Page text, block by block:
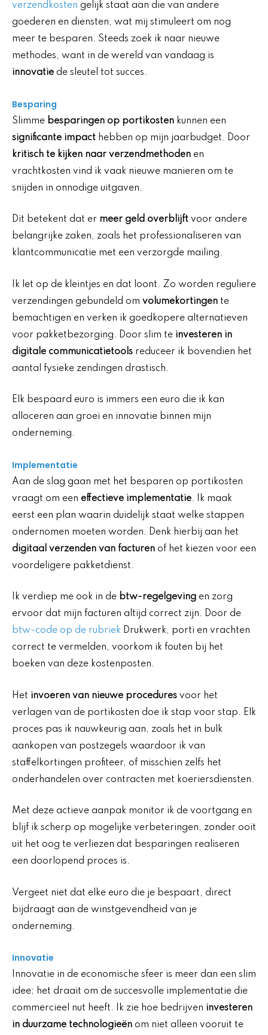
verzendkosten gelijk staat aan die van andere
goederen en diensten, wat mij stimuleert om nog
meer te besparen. Steeds zoek ik naar nieuwe
methodes, want in de wereld van vandaag is
innovatie de sleutel tot succes.
Besparing
Slimme besparingen op portikosten kunnen een
significante impact hebben op mijn jaarbudget. Door
kritisch te kijken naar verzendmethoden en
vrachtkosten vind ik vaak nieuwe manieren om te
snijden in onnodige uitgaven.
Dit betekent dat er meer geld overblijft voor andere
belangrijke zaken, zoals het professionaliseren van
klantcommunicatie met een verzorgde mailing.
Ik let op de kleintjes en dat loont. Zo worden reguliere
verzendingen gebundeld om volumekortingen te
bemachtigen en verken ik goedkopere alternatieven
voor pakketbezorging. Door slim te investeren in
digitale communicatietools reduceer ik bovendien het
aantal fysieke zendingen drastisch.
Elk bespaard euro is immers een euro die ik kan
alloceren aan groei en innovatie binnen mijn
onderneming.
Implementatie
Aan de slag gaan met het besparen op portikosten
vraagt om een effectieve implementatie. Ik maak
eerst een plan waarin duidelijk staat welke stappen
ondernomen moeten worden. Denk hierbij aan het
digitaal verzenden van facturen of het kiezen voor een
voordeligere pakketdienst.
Ik verdiep me ook in de btw-regelgeving en zorg
ervoor dat mijn facturen altijd correct zijn. Door de
btw-code op de rubriek Drukwerk, porti en vrachten
correct te vermelden, voorkom ik fouten bij het
boeken van deze kostenposten.
Het invoeren van nieuwe procedures voor het
verlagen van de portikosten doe ik stap voor stap. Elk
proces pas ik nauwkeurig aan, zoals het in bulk
aankopen van postzegels waardoor ik van
staffelkortingen profiteer, of misschien zelfs het
onderhandelen over contracten met koeriersdiensten.
Met deze actieve aanpak monitor ik de voortgang en
blijf ik scherp op mogelijke verbeteringen, zonder ooit
uit het oog te verliezen dat besparingen realiseren
een doorlopend proces is.
Vergeet niet dat elke euro die je bespaart, direct
bijdraagt aan de winstgevendheid van je
onderneming.
Innovatie
Innovatie in de economische sfeer is meer dan een slim
idee; het draait om de succesvolle implementatie die
commercieel nut heeft. Ik zie hoe bedrijven investeren
in duurzame technologieën om niet alleen vooruit te